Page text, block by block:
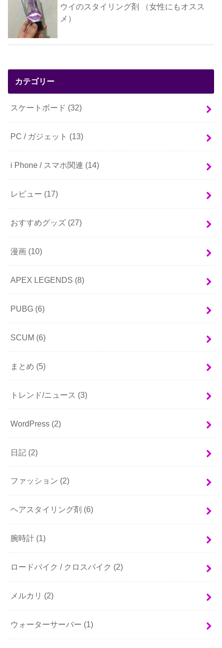
ウイのスタイリング剤 （女性にもオスス
メ）
カテゴリー
スケートボード (32)
PC / ガジェット (13)
i Phone / スマホ関連 (14)
レビュー (17)
おすすめグッズ (27)
漫画 (10)
APEX LEGENDS (8)
PUBG (6)
SCUM (6)
まとめ (5)
トレンド/ニュース (3)
WordPress (2)
日記 (2)
ファッション (2)
ヘアスタイリング剤 (6)
腕時計 (1)
ロードバイク / クロスバイク (2)
メルカリ (2)
ウォーターサーバー (1)